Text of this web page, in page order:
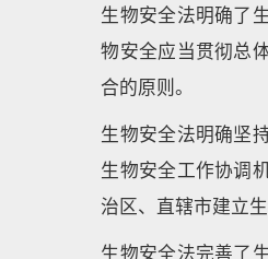
生物安全法明确了
物安全应当贯彻总
合的原则。
生物安全法明确坚
生物安全工作协调
治区、直辖市建立
生物安全法完善了